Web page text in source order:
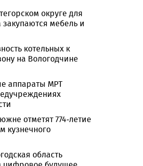
округе для
мебель и
котельных к
на Вологодчине
аппараты МРТ
отметят 774-летие
кузнечного
область